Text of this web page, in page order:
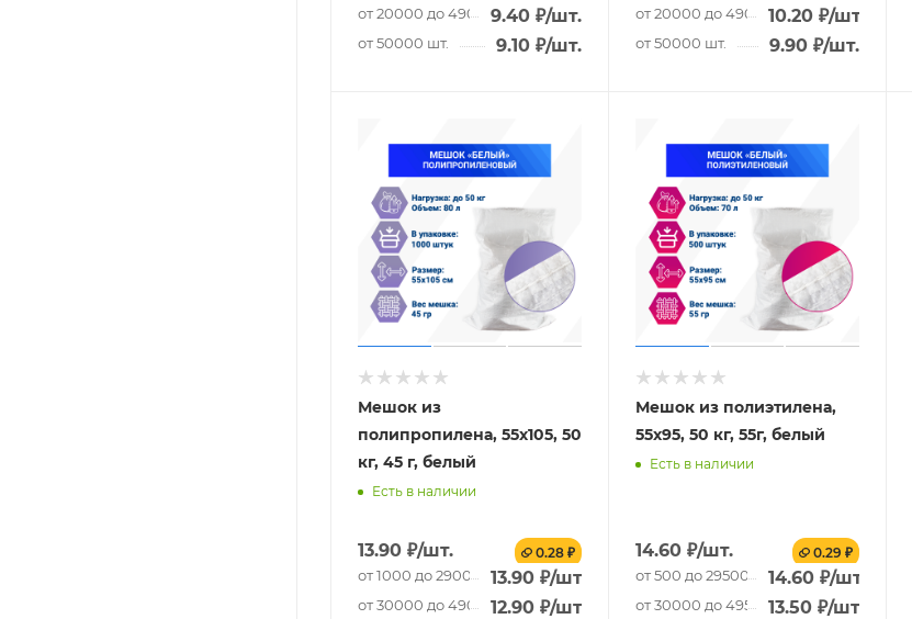
от 20000 до 49000 шт.
9.40 ₽/шт.
от 50000 шт. 9.10 ₽/шт.
от 20000 до 49000 шт.
10.20 ₽/шт.
от 50000 шт. 9.90 ₽/шт.
Мешок из
полипропилена, 55x105, 50
кг, 45 г, белый
Есть в наличии
13.90 ₽/шт. 0.28 ₽
от 1000 до 29000 шт.13.90 ₽/шт.
от 30000 до 49000 шт.
12.90 ₽/шт.
Мешок из полиэтилена,
55x95, 50 кг, 55г, белый
Есть в наличии
14.60 ₽/шт. 0.29 ₽
от 500 до 29500 шт.14.60 ₽/шт.
от 30000 до 49500 шт.
13.50 ₽/шт.